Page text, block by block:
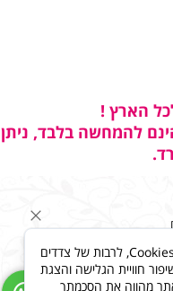
הארץ !
להמחשה בלבד, ניתן
לידיעתך, באתרנו נעשה שימוש בקבצי Cookies, לרבות של צדדים
חוויית הגלישה והצגת
מהווה את הסכמתך